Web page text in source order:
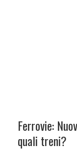
Ferrovie:
quali treni?